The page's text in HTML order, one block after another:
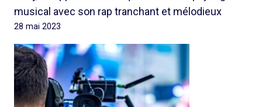
musical avec son rap tranchant et mélodieux
28 mai 2023